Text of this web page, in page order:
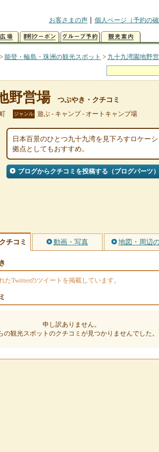
お客さまの声
個人ページ（予約の
> 能登・輪島・珠洲の観光スポット > 九十九湾園地野
野営場 つぶやき・クチコミ
ジャンル 遊ぶ - キャンプ - オートキャンプ場
日本百景のひとつ九十九湾を見下ろすロケー
拠点としてもおすすめ。
ブログからクチコミを投稿する（ブログパーツ）
チコミ 動画・写真 地図・周辺
たTwitterのツイートを掲載しています。
申し訳ありません。
の観光スポットのクチコミが見つかりませんでした。